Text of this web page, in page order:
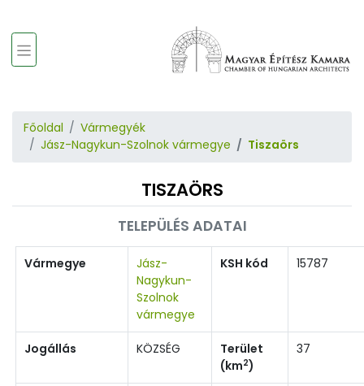
Főoldal
Vármegyék
Jász-Nagykun-Szolnok vármegye
Tiszaörs
TISZAÖRS
TELEPÜLÉS ADATAI
Vármegye
Jász-
Nagykun-
Szolnok
vármegye
KSH kód 15787
Jogállás KÖZSÉG
Terület
(km2)
37